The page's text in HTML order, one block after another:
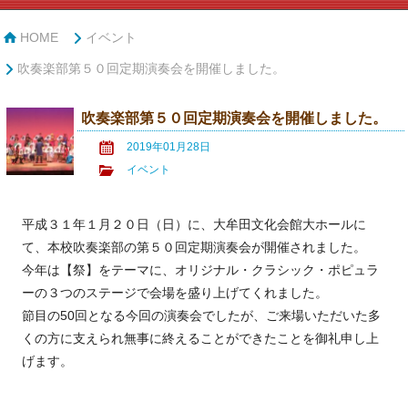
HOME イベント
吹奏楽部第５０回定期演奏会を開催しました。
吹奏楽部第５０回定期演奏会を開催しました。
2019年01月28日
イベント
平成３１年１月２０日（日）に、大牟田文化会館大ホールに
て、本校吹奏楽部の第５０回定期演奏会が開催されました。
今年は【祭】をテーマに、オリジナル・クラシック・ポピュラ
ーの３つのステージで会場を盛り上げてくれました。
節目の50回となる今回の演奏会でしたが、ご来場いただいた多
くの方に支えられ無事に終えることができたことを御礼申し上
げます。